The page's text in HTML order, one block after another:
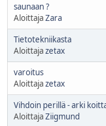
saunaan ?
AloittajaZara
Tietotekniikasta
Aloittajazetax
varoitus
Aloittajazetax
Vihdoin perillä - arki
AloittajaZiigmund